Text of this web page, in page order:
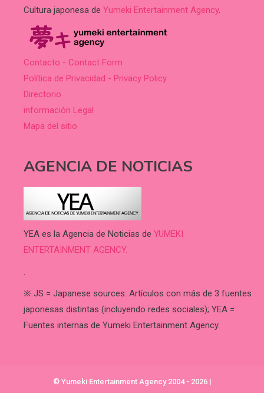
Cultura japonesa de Yumeki Entertainment Agency.
Contacto - Contact Form
Política de Privacidad - Privacy Policy
Directorio
información Legal
Mapa del sitio
AGENCIA DE NOTICIAS
YEA es la Agencia de Noticias de YUMEKI
ENTERTAINMENT AGENCY.
.
※ JS = Japanese sources: Artículos con más de 3 fuentes
japonesas distintas (incluyendo redes sociales); YEA =
Fuentes internas de Yumeki Entertainment Agency.
© Yumeki Entertainment Agency 2004 - 2026 |